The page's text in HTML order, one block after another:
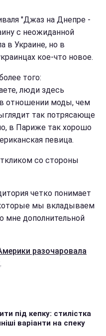
"Джаз на Днепре -
с неожиданной
в Украине, но в
кое-что новое.
того:
люди здесь
отношении моды, чем
так потрясающе
в Париже так хорошо
певица.
со стороны
четко понимает
мы вкладываем
мне дополнительной
разочаровала
.
під кепку: стилістка
варіанти на спеку